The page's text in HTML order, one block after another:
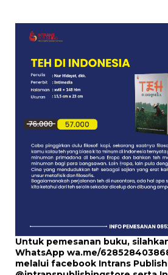
Untuk pemesanan buku,
WhatsApp wa.me/
melalui facebook Intrans